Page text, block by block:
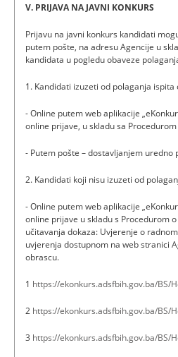
V. PRIJAVA NA JAVNI KONKURS
Prijavu na javni konkurs kandidati
putem pošte, na adresu Agencije u
kandidata u pogledu obaveze
1. Kandidati izuzeti od polaganja
- Online putem web aplikacije
online prijave, u skladu sa
- Putem pošte – dostavljanjem
2. Kandidati koji nisu izuzeti od
- Online putem web aplikacije
online prijave u skladu s Procedurom
učitavanja dokaza: Uvjerenje o
uvjerenja dostupnom na web stranici
obrascu.
1 https://ekonkurs.adsfbih.gov.ba/BS/
2 https://ekonkurs.adsfbih.gov.ba/BS/
3 https://ekonkurs.adsfbih.gov.ba/BS/